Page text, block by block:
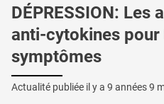
DÉPRESSION:
anti-cytokines
symptômes
Actualité publiée il y a 9 années 9